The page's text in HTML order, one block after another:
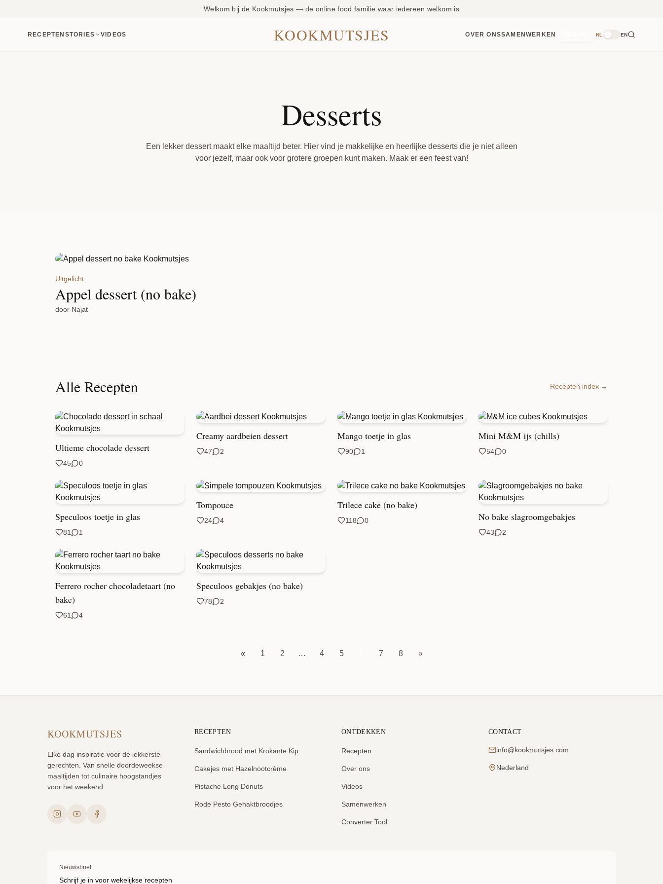
Welkom bij de Kookmutsjes — de online food familie waar iedereen welkom is
RECEPTEN STORIES VIDEOS KOOKMUTSJES OVER ONSSAMENWERKEN NL EN
Desserts
Een lekker dessert maakt elke maaltijd beter. Hier vind je makkelijke en heerlijke desserts die je niet alleen
voor jezelf, maar ook voor grotere groepen kunt maken. Maak er een feest van!
Uitgelicht
Appel dessert (no bake)
door Najat
Alle Recepten Recepten index →
Ultieme chocolade dessert
45 0
Creamy aardbeien dessert
47 2
Mango toetje in glas
90 1
Mini M&M ijs (chills)
54 0
Speculoos toetje in glas
81 1
Tompouce
24 4
Trilece cake (no bake)
118 0 No bake slagroomgebakjes
43 2
Ferrero rocher chocoladetaart (no
bake)
61 4
Speculoos gebakjes (no bake)
78 2
« 1 2 … 4 5 7 8 »
KOOKMUTSJES
Elke dag inspiratie voor de lekkerste
gerechten. Van snelle doordeweekse
maaltijden tot culinaire hoogstandjes
voor het weekend.
RECEPTEN
Sandwichbrood met Krokante Kip
Cakejes met Hazelnootcrème
Pistache Long Donuts
Rode Pesto Gehaktbroodjes
ONTDEKKEN
Recepten
Over ons
Videos
Samenwerken
Converter Tool
CONTACT
info@kookmutsjes.com
Nederland
Nieuwsbrief
Schrijf je in voor wekelijkse recepten